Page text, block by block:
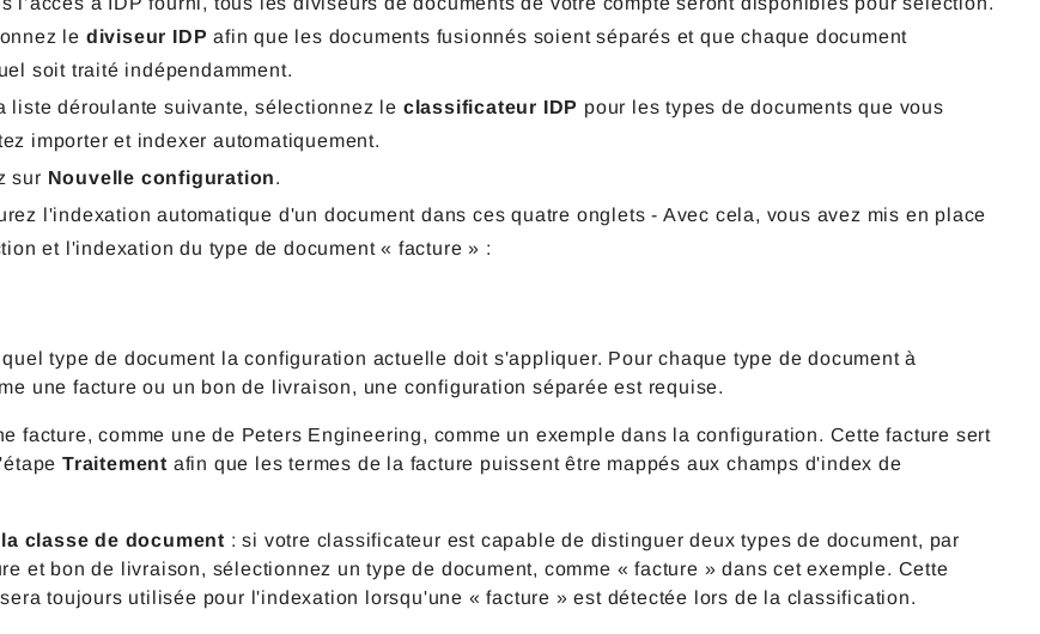
le diviseur IDP afin que les documents fusionnés soient séparés et que chaque document
soit traité indépendamment.
liste déroulante suivante, sélectionnez le classificateur IDP pour les types de documents que vous
importer et indexer automatiquement.
sur Nouvelle configuration.
l'indexation automatique d'un document dans ces quatre onglets - Avec cela, vous avez mis en place
et l'indexation du type de document « facture » :
type de document la configuration actuelle doit s'appliquer. Pour chaque type de document à
une facture ou un bon de livraison, une configuration séparée est requise.
facture, comme une de Peters Engineering, comme un exemple dans la configuration. Cette facture sert
Traitement afin que les termes de la facture puissent être mappés aux champs d'index de
classe de document : si votre classificateur est capable de distinguer deux types de document, par
et bon de livraison, sélectionnez un type de document, comme « facture » dans cet exemple. Cette
toujours utilisée pour l'indexation lorsqu'une « facture » est détectée lors de la classification.